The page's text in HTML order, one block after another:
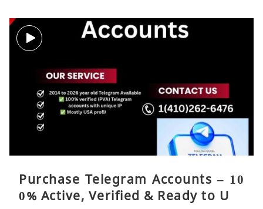
Purchase Telegram Accounts – 10
0% Active, Verified & Ready to Use